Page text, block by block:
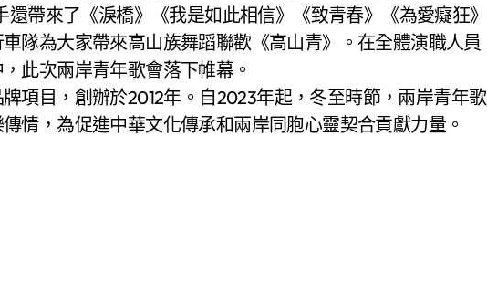
帶來了《淚橋》《我是如此相信》《致青春》《為愛癡狂》
隊為大家帶來高山族舞蹈聯歡《高山青》。在全體演職人員
此次兩岸青年歌會落下帷幕。
項目，創辦於2012年。自2023年起，冬至時節，兩岸青年歌
情，為促進中華文化傳承和兩岸同胞心靈契合貢獻力量。